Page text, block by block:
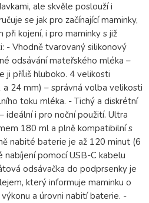
ale skvěle poslouží i
se jak pro začínající maminky,
kojení, i pro maminky s již
- Vhodně tvarovaný silikonový
odsávání mateřského mléka –
ji příliš hluboko. 4 velikosti
24 mm) – správná volba velikosti
toku mléka. - Tichý a diskrétní
ideální i pro noční použití. Ultra
180 ml a plně kompatibilní s
nabité baterie je až 120 minut (6
nabíjení pomocí USB-C kabelu
odsávačka do podprsenky je
který informuje maminku o
a úrovni nabití baterie. -